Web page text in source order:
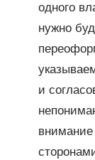
одного
нужно
и